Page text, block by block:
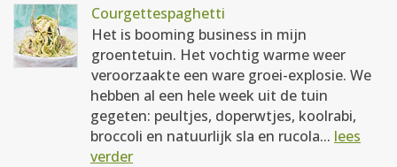
Courgettespaghetti
Het is booming business in mijn
groentetuin. Het vochtig warme weer
veroorzaakte een ware groei-explosie. We
hebben al een hele week uit de tuin
gegeten: peultjes, doperwtjes, koolrabi,
broccoli en natuurlijk sla en rucola... lees
verder